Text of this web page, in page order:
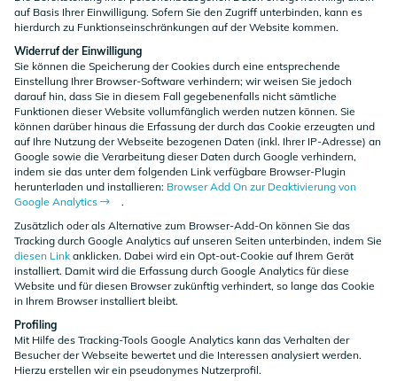
auf Basis Ihrer Einwilligung. Sofern Sie den Zugriff unterbinden, kann es
hierdurch zu Funktionseinschränkungen auf der Website kommen.
Widerruf der Einwilligung
Sie können die Speicherung der Cookies durch eine entsprechende
Einstellung Ihrer Browser-Software verhindern; wir weisen Sie jedoch
darauf hin, dass Sie in diesem Fall gegebenenfalls nicht sämtliche
Funktionen dieser Website vollumfänglich werden nutzen können. Sie
können darüber hinaus die Erfassung der durch das Cookie erzeugten und
auf Ihre Nutzung der Webseite bezogenen Daten (inkl. Ihrer IP-Adresse) an
Google sowie die Verarbeitung dieser Daten durch Google verhindern,
indem sie das unter dem folgenden Link verfügbare Browser-Plugin
herunterladen und installieren: Browser Add On zur Deaktivierung von
Google Analytics
.
Zusätzlich oder als Alternative zum Browser-Add-On können Sie das
Tracking durch Google Analytics auf unseren Seiten unterbinden, indem Sie
diesen Link anklicken. Dabei wird ein Opt-out-Cookie auf Ihrem Gerät
installiert. Damit wird die Erfassung durch Google Analytics für diese
Website und für diesen Browser zukünftig verhindert, so lange das Cookie
in Ihrem Browser installiert bleibt.
Profiling
Mit Hilfe des Tracking-Tools Google Analytics kann das Verhalten der
Besucher der Webseite bewertet und die Interessen analysiert werden.
Hierzu erstellen wir ein pseudonymes Nutzerprofil.